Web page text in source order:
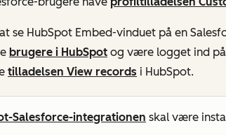
se HubSpot Embed-vinduet på en
brugere i HubSpot og være logget ind
tilladelsen View records i HubSpot.
Salesforce-integrationen skal være